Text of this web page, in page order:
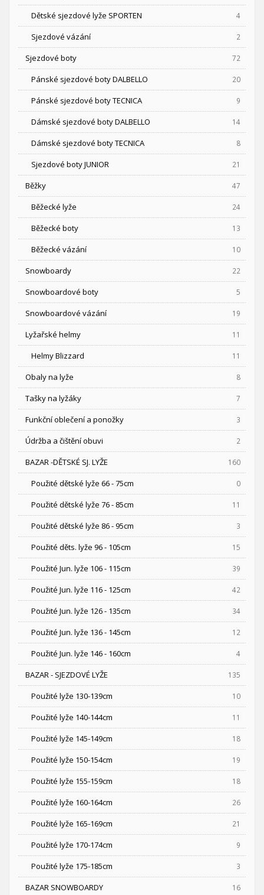
Dětské sjezdové lyže SPORTEN 4
Sjezdové vázání 2
Sjezdové boty 72
Pánské sjezdové boty DALBELLO 20
Pánské sjezdové boty TECNICA 9
Dámské sjezdové boty DALBELLO 14
Dámské sjezdové boty TECNICA 8
Sjezdové boty JUNIOR 21
Běžky 47
Běžecké lyže 24
Běžecké boty 13
Běžecké vázání 10
Snowboardy 22
Snowboardové boty 5
Snowboardové vázání 19
Lyžařské helmy 11
Helmy Blizzard 11
Obaly na lyže 8
Tašky na lyžáky 7
Funkční oblečení a ponožky 3
Údržba a čištění obuvi 2
BAZAR -DĚTSKÉ SJ. LYŽE 160
Použité dětské lyže 66 - 75cm 0
Použité dětské lyže 76 - 85cm 11
Použité dětské lyže 86 - 95cm 3
Použité děts. lyže 96 - 105cm 15
Použité Jun. lyže 106 - 115cm 39
Použité Jun. lyže 116 - 125cm 42
Použité Jun. lyže 126 - 135cm 34
Použité Jun. lyže 136 - 145cm 12
Použité Jun. lyže 146 - 160cm 4
BAZAR - SJEZDOVÉ LYŽE 135
Použité lyže 130-139cm 10
Použité lyže 140-144cm 11
Použité lyže 145-149cm 18
Použité lyže 150-154cm 19
Použité lyže 155-159cm 18
Použité lyže 160-164cm 26
Použité lyže 165-169cm 21
Použité lyže 170-174cm 9
Použité lyže 175-185cm 3
BAZAR SNOWBOARDY 16